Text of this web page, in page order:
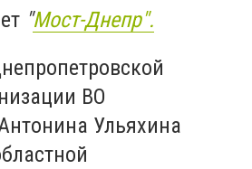
"Мост-Днепр".
ВО
Ульяхина